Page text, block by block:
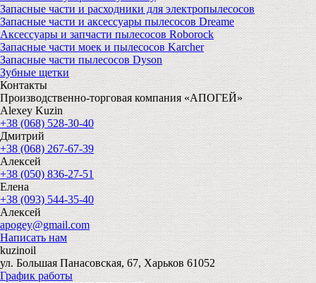
Запасные части и расходники для электропылесосов
Запасные части и аксессуары пылесосов Dreame
Аксессуары и запчасти пылесосов Roborock
Запасные части моек и пылесосов Karcher
Запасные части пылесосов Dyson
Зубные щетки
Контакты
Производственно-торговая компания «АПОГЕЙ»
Alexey Kuzin
+38 (068) 528-30-40
Дмитрий
+38 (068) 267-67-39
Алексей
+38 (050) 836-27-51
Елена
+38 (093) 544-35-40
Алексей
apogey@gmail.com
Написать нам
kuzinoil
ул. Большая Панасовская, 67, Харьков 61052
График работы